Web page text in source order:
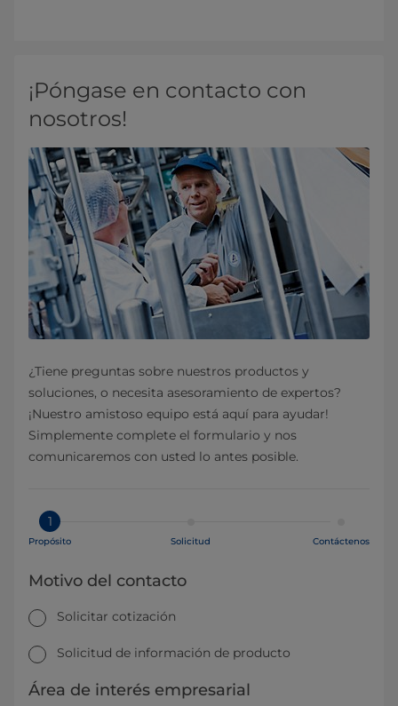
¡Póngase en contacto con
nosotros!
¿Tiene preguntas sobre nuestros productos y
soluciones, o necesita asesoramiento de expertos?
¡Nuestro amistoso equipo está aquí para ayudar!
Simplemente complete el formulario y nos
comunicaremos con usted lo antes posible.
1
Propósito Solicitud Contáctenos
Motivo del contacto
Solicitar cotización
Solicitud de información de producto
Área de interés empresarial